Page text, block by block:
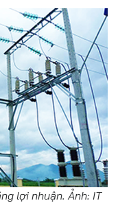
lợi nhuận. Ảnh: IT